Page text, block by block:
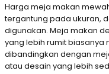
Harga meja makan
tergantung pada ukuran,
digunakan. Meja makan
yang lebih rumit biasanya
dibandingkan dengan
atau desain yang lebih